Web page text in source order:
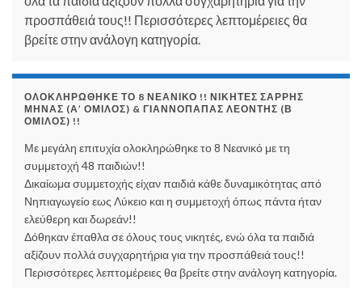
προσπάθειά τους!! Περισσότερες λεπτομέρειες θα
βρείτε στην ανάλογη κατηγορία.
ΟΛΟΚΛΗΡΏΘΗΚΕ ΤΟ 8 ΝΕΑΝΙΚΌ !! ΝΙΚΗΤΈΣ ΣΑΡΡΉΣ
ΜΗΝΆΣ (Α’ ΌΜΙΛΟΣ) & ΓΙΑΝΝΌΠΑΠΑΣ ΛΕΟΝΤΉΣ (Β
ΌΜΙΛΟΣ) !!
Με μεγάλη επιτυχία ολοκληρώθηκε το 8 Νεανικό με τη
συμμετοχή 48 παιδιών!!
Δικαίωμα συμμετοχής είχαν παιδιά κάθε δυναμικότητας από
Νηπιαγωγείο εως Λύκειο και η συμμετοχή όπως πάντα ήταν
ελεύθερη και δωρεάν!!
Δόθηκαν έπαθλα σε όλους τους νικητές, ενώ όλα τα παιδιά
αξίζουν πολλά συγχαρητήρια για την προσπάθειά τους!!
Περισσότερες λεπτομέρειες θα βρείτε στην ανάλογη κατηγορία.